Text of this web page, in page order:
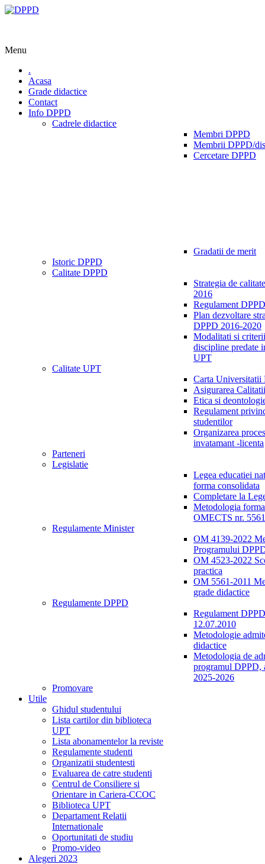
Menu
.
Acasa
Grade didactice
Contact
Info DPPD
Cadrele didactice
Membri DPPD
Membrii DPPD/
Cercetare DPPD
Gradatii de merit
Istoric DPPD
Calitate DPPD
Strategia de
2016
Regulament
Plan dezvoltare
DPPD 2016-2020
Modalitati si
discipline predate
UPT
Calitate UPT
Carta Universitatii
Asigurarea
Etica si
Regulament
studentilor
Organizarea
invatamant -licenta
Parteneri
Legislatie
Legea educatiei
forma consolidata
Completare la
Metodologia
OMECTS nr.
Regulamente Minister
OM 4139-2022
Programului
OM 4523-2022
practica
OM 5561-2011
grade didactice
Regulamente DPPD
Regulament
12.07.2010
Metodologie
didactice
Metodologia de
programul DPPD,
2025-2026
Promovare
Utile
Ghidul studentului
Lista cartilor din biblioteca
UPT
Lista abonamentelor la reviste
Regulamente studenti
Organizatii studentesti
Evaluarea de catre studenti
Centrul de Consiliere si
Orientare in Cariera-CCOC
Biblioteca UPT
Departament Relatii
Internationale
Oportunitati de studiu
Promo-video
Alegeri 2023